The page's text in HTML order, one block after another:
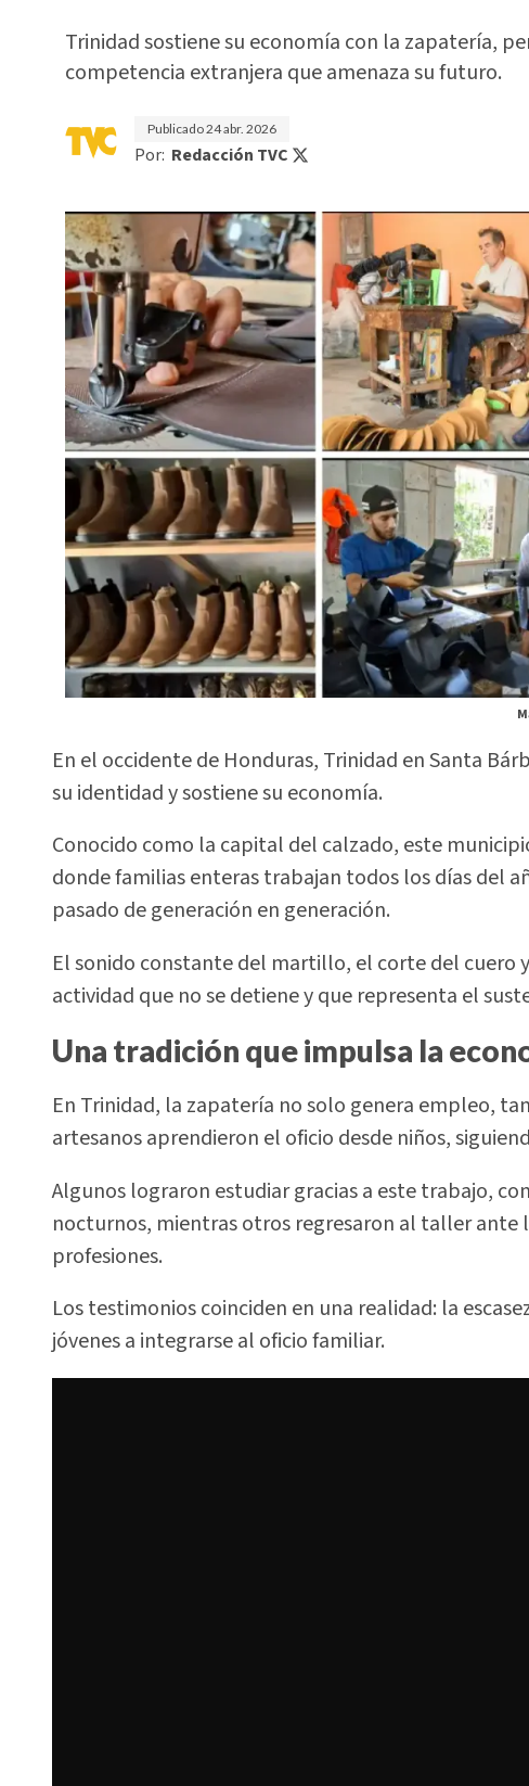
Trinidad sostiene su economía con la zapatería,
competencia extranjera que amenaza su futuro.
Publicado24 abr. 2026
Por: Redacción TVC
En el occidente de Honduras, Trinidad en Santa
su identidad y sostiene su economía.
Conocido como la capital del calzado, este
donde familias enteras trabajan todos los días del
pasado de generación en generación.
El sonido constante del martillo, el corte del cuero
actividad que no se detiene y que representa el
Una tradición que impulsa la
En Trinidad, la zapatería no solo genera empleo,
artesanos aprendieron el oficio desde niños,
Algunos lograron estudiar gracias a este trabajo,
nocturnos, mientras otros regresaron al taller
profesiones.
Los testimonios coinciden en una realidad: la
jóvenes a integrarse al oficio familiar.